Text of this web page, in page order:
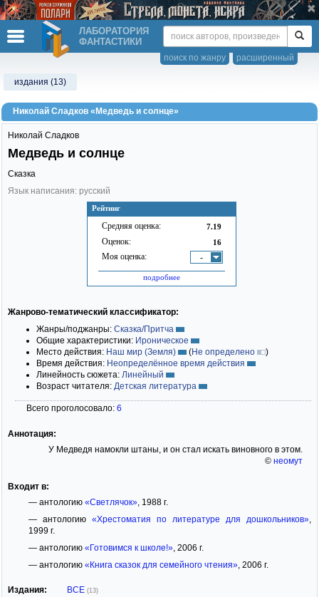
ЛАБОРАТОРИЯ
ФАНТАСТИКИ
расширенный
поиск по жанру
издания (13)
Николай Сладков «Медведь и солнце»
Рейтинг
Средняя оценка: 7.19
Оценок: 16
Моя оценка: -
подробнее
Николай Сладков
Медведь и солнце
Сказка
Язык написания: русский
Жанрово-тематический классификатор:
Жанры/поджанры: Сказка/Притча
Общие характеристики: Ироническое
Место действия: Наш мир (Земля) (Не определено
)
Время действия: Неопределённое время действия
Линейность сюжета: Линейный
Возраст читателя: Детская литература
Всего проголосовало: 6
Аннотация:
У Медведя намокли штаны, и он стал искать виновного в этом.
© неомут
Входит в:
— антологию «Светлячок», 1988 г.
— антологию «Хрестоматия по литературе для дошкольников»
1999 г.
— антологию «Готовимся к школе!», 2006 г.
— антологию «Книга сказок для семейного чтения», 2006 г.
Издания: ВСЕ (13)